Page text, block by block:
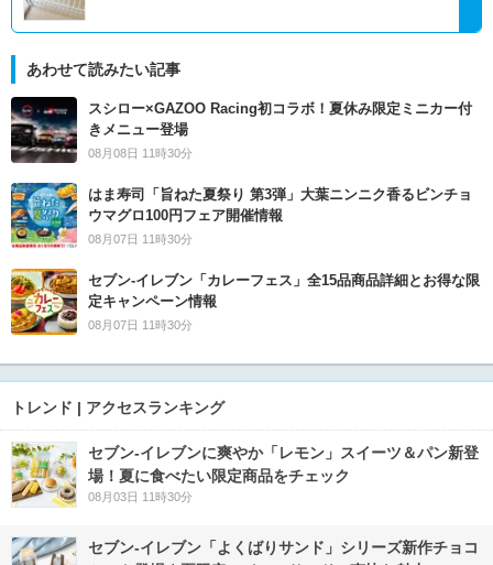
あわせて読みたい記事
スシロー×GAZOO Racing初コラボ！夏休み限定ミニカー付
きメニュー登場
08月08日 11時30分
はま寿司「旨ねた夏祭り 第3弾」大葉ニンニク香るビンチョ
ウマグロ100円フェア開催情報
08月07日 11時30分
セブン‐イレブン「カレーフェス」全15品商品詳細とお得な限
定キャンペーン情報
08月07日 11時30分
トレンド | アクセスランキング
セブン‐イレブンに爽やか「レモン」スイーツ＆パン新登
場！夏に食べたい限定商品をチェック
08月03日 11時30分
セブン‐イレブン「よくばりサンド」シリーズ新作チョコ